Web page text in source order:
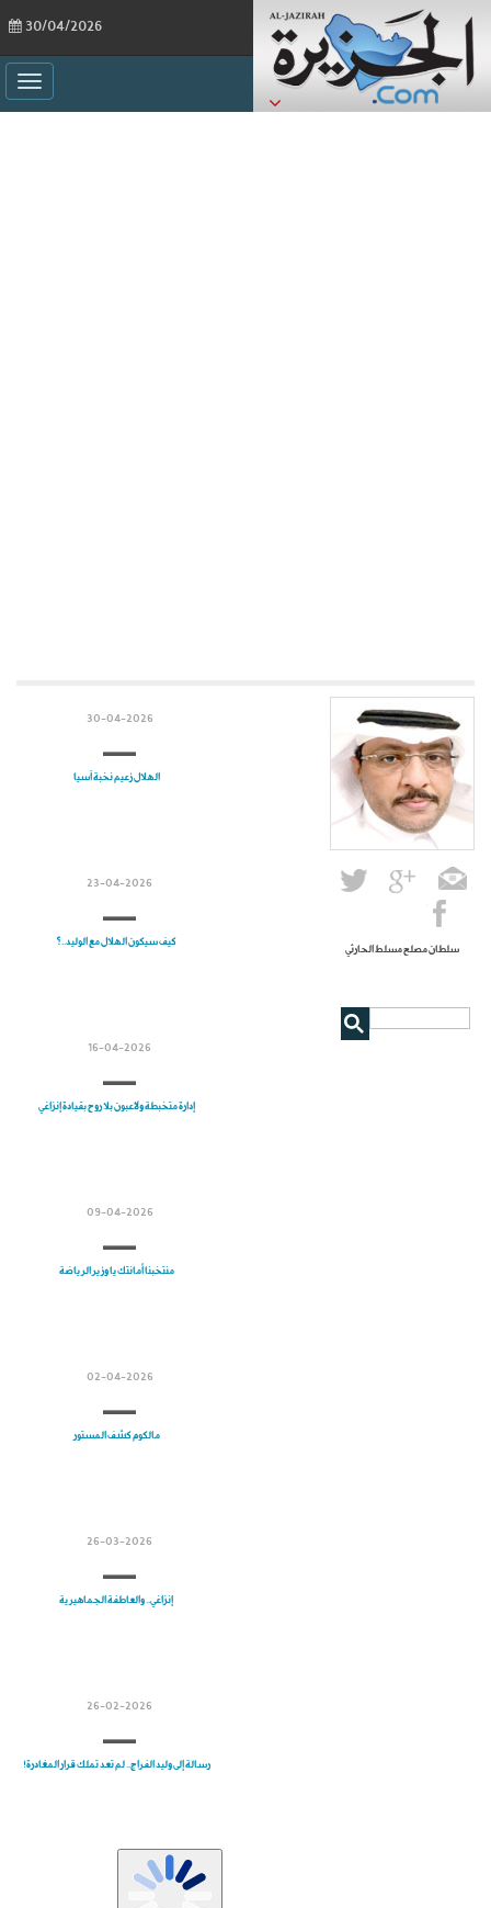
سلطان مصلح مسلط الحارثي
30-04-2026
الهلال زعيم نخبة آسيا
23-04-2026
كيف سيكون الهلال مع الوليد..؟
16-04-2026
إدارة متخبطة ولاعبون بلا روح بقيادة إنزاغي
09-04-2026
منتخبنا أمانتك يا وزير الرياضة
02-04-2026
مالكوم كشف المستور
26-03-2026
إنزاغي.. والعاطفة الجماهيرية
26-02-2026
رسالة إلى وليد الفراج.. لم تعد تملك قرار المغادرة!